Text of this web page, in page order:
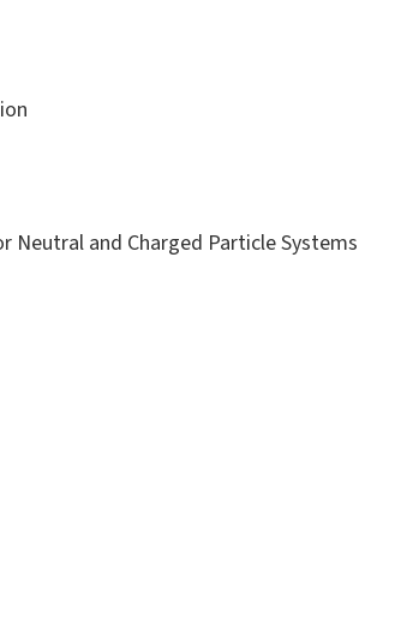
and Charged Particle Systems